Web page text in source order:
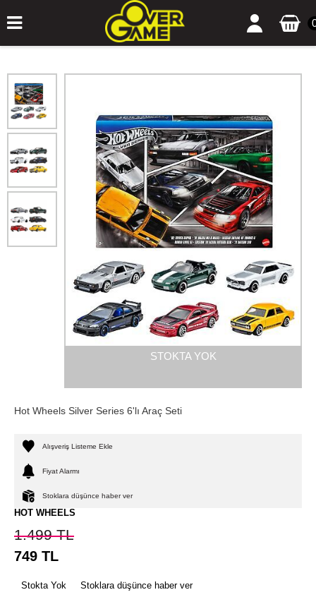
STOKTA YOK
Hot Wheels Silver Series 6'lı Araç Seti
Alışveriş Listeme Ekle
Fiyat Alarmı
Stoklara düşünce haber ver
HOT WHEELS
1.499TL
749 TL
Stokta Yok Stoklara düşünce haber ver